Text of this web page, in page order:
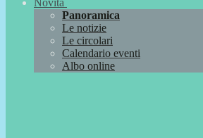
Novità
Panoramica
Le notizie
Le circolari
Calendario eventi
Albo online